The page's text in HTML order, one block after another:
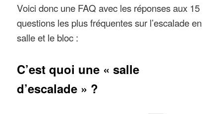
Voici donc une FAQ avec les réponses aux 15
questions les plus fréquentes sur l’escalade en
salle et le bloc :
C’est quoi une « salle
d’escalade » ?